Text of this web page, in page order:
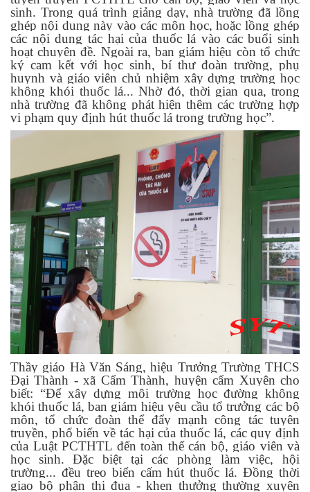
sinh. Trong quá trình giảng dạy, nhà trường đã lồng
ghép nội dung này vào các môn học, hoặc lồng ghép
các nội dung tác hại của thuốc lá vào các buổi sinh
hoạt chuyên đề. Ngoài ra, ban giám hiệu còn tổ chức
ký cam kết với học sinh, bí thư đoàn trường, phụ
huynh và giáo viên chủ nhiệm xây dựng trường học
không khói thuốc lá... Nhờ đó, thời gian qua, trong
nhà trường đã không phát hiện thêm các trường hợp
vi phạm quy định hút thuốc lá trong trường học”.
Thầy giáo Hà Văn Sáng, hiệu Trưởng Trường THCS
Đại Thành - xã Cẩm Thành, huyện cẩm Xuyên cho
biết: “Để xây dựng môi trường học đường không
khói thuốc lá, ban giám hiệu yêu cầu tổ trưởng các bộ
môn, tổ chức đoàn thể đẩy mạnh công tác tuyên
truyền, phổ biến về tác hại của thuốc lá, các quy định
của Luật PCTHTL đến toàn thể cán bộ, giáo viên và
học sinh. Đặc biệt tại các phòng làm việc, hội
trường... đều treo biển cấm hút thuốc lá. Đồng thời
giao bộ phận thi đua - khen thưởng thường xuyên